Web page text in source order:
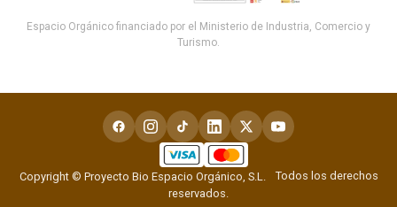
Espacio Orgánico financiado por el Ministerio de Industria, Comercio y
Turismo.
Copyright © Proyecto Bio Espacio Orgánico, S.L.
Todos los derechos
reservados.